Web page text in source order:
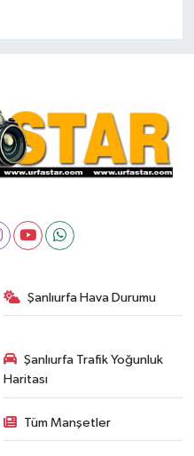
Şanlıurfa Hava Durumu
Şanlıurfa Trafik Yoğunluk
Haritası
Tüm Manşetler